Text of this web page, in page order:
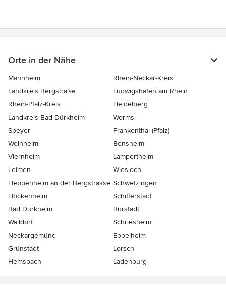
Orte in der Nähe
Mannheim
Rhein-Neckar-Kreis
Landkreis Bergstraße
Ludwigshafen am Rhein
Rhein-Pfalz-Kreis
Heidelberg
Landkreis Bad Dürkheim
Worms
Speyer
Frankenthal (Pfalz)
Weinheim
Bensheim
Viernheim
Lampertheim
Leimen
Wiesloch
Heppenheim an der Bergstrasse Schwetzingen
Hockenheim
Schifferstadt
Bad Dürkheim
Bürstadt
Walldorf
Schriesheim
Neckargemünd
Eppelheim
Grünstadt
Lorsch
Hemsbach
Ladenburg